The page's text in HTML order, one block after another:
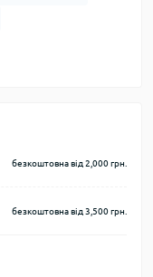
безкоштовна від 2,000 грн.
безкоштовна від 3,500 грн.